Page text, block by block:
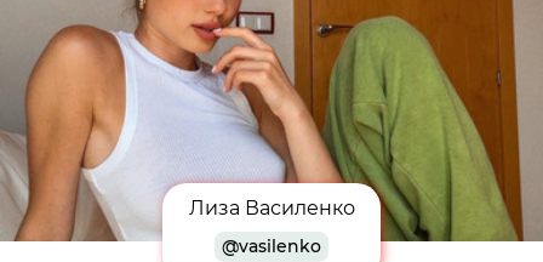
Лиза Василенко
@vasilenko